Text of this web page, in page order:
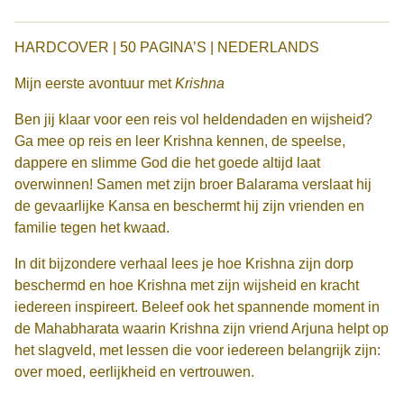
HARDCOVER | 50 PAGINA’S | NEDERLANDS
Mijn eerste avontuur metKrishna
Ben jij klaar voor een reis vol heldendaden en wijsheid?
Ga mee op reis en leer Krishna kennen, de speelse,
dappere en slimme God die het goede altijd laat
overwinnen! Samen met zijn broer Balarama verslaat hij
de gevaarlijke Kansa en beschermt hij zijn vrienden en
familie tegen het kwaad.
In dit bijzondere verhaal lees je hoe Krishna zijn dorp
beschermd en hoe Krishna met zijn wijsheid en kracht
iedereen inspireert. Beleef ook het spannende moment in
de Mahabharata waarin Krishna zijn vriend Arjuna helpt op
het slagveld, met lessen die voor iedereen belangrijk zijn:
over moed, eerlijkheid en vertrouwen.